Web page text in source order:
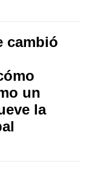
cambió
un
la